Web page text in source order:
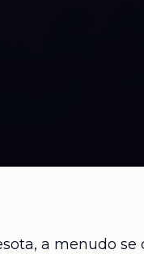
a menudo